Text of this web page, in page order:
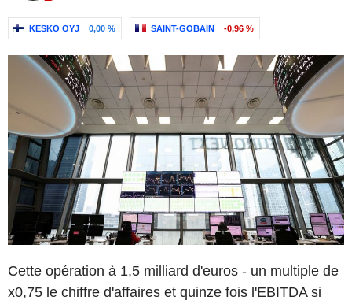
KESKO OYJ 0,00 % SAINT-GOBAIN -0,96 %
Cette opération à 1,5 milliard d'euros - un multiple de
x0,75 le chiffre d'affaires et quinze fois l'EBITDA si